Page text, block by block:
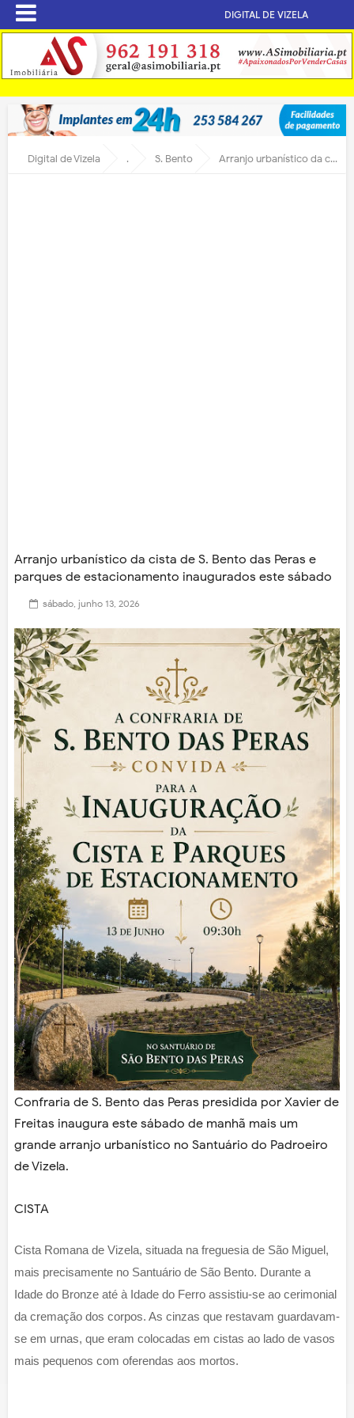
DIGITAL DE VIZELA
Digital de Vizela . S. Bento Arranjo urbanístico da cista de S. Bento das Peras e parques de estacionamento inaugurados este sábado
Arranjo urbanístico da cista de S. Bento das Peras e
parques de estacionamento inaugurados este sábado
sábado, junho 13, 2026
Confraria de S. Bento das Peras presidida por Xavier de
Freitas inaugura este sábado de manhã mais um
grande arranjo urbanístico no Santuário do Padroeiro
de Vizela.
CISTA
Cista Romana de Vizela, situada na freguesia de São Miguel,
mais precisamente no Santuário de São Bento. Durante a
Idade do Bronze até à Idade do Ferro assistiu-se ao cerimonial
da cremação dos corpos. As cinzas que restavam guardavam-
se em urnas, que eram colocadas em cistas ao lado de vasos
mais pequenos com oferendas aos mortos.